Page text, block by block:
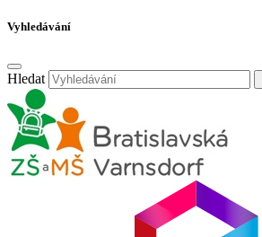
Vyhledávání
Hledat